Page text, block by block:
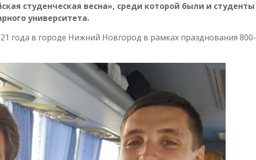
студенческая весна», среди которой были и студенты
университета.
года в городе Нижний Новгород в рамках празднования 800-